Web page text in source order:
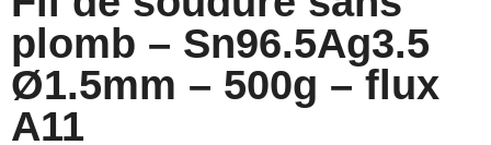
plomb – Sn96.5Ag3.5
Ø1.5mm – 500g – flux
A11